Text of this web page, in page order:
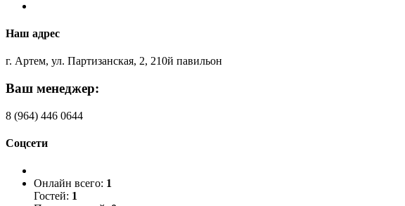
Наш адрес
г. Артем, ул. Партизанская, 2, 210й павильон
Ваш менеджер:
8 (964) 446 0644
Соцсети
Онлайн всего: 1
Гостей: 1